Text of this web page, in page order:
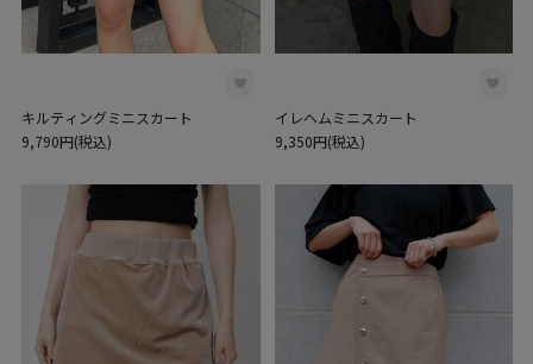
キルティングミニスカート
9,790円(税込)
イレヘムミニスカート
9,350円(税込)